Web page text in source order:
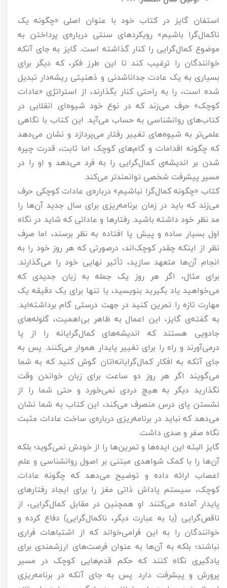
استفان گایز در کتاب خود با عنوان اصلی «چگونه یک
ناکمال‌گرا باشیم» رویکردهای سنتی درباره‌ی پرداختن به
موضوع کمال‌گرایی را کنار گذاشته است. گایز به جای آنکه
خوانندگان را ترغیب کند تا این طرز فکر، که دیگر برای
بسیاری به یک عادت جداناشدنی و ذهنیتی ریشه‌دار تبدیل
شده است، را به راحتی کنار بگذارند، از استراتژی «عادات
کوچک» حرف می‌زند که در نوع خود شیوه‌ای انقلابی در
کتاب‌های روانشناسی به حساب می‌آید. این کتاب با نگاهی
علمی‌تر به شیوه‌های تغییر رفتار می‌پردازد و نشان می‌دهد
که چگونه اقدامات و گام‌های کوچک اما ثابت، قدرت چیره
شدن بر اندیشه‌ی کمال‌گرایی را به فرد می‌دهد و او را در
مسیر پیشرفت شخصی توانمندتر می‌کند.
کتاب «چگونه کمال‌گرا نباشیم» درباره‌ی عادات کوچکی حرف
می‌زند که باید در زمان برنامه‌ریزی برای سال جدید آن‌ها را
مد نظر خود داشته باشید. رفتارها و عاداتی که شاید در نگاه
اول بسیار ساده و پیش پا افتاده به نظر برسند، اما صرف
نظر از اینکه چقدر کوچک‌اند، درصورتی که هر روز خود را به
انجام آن‌ها متعهد سازید، تأثیر نهایی خود را می‌گذارند.
برای مثال، اگر هر روز یک جمله به زبان جدیدی که
می‌خواهید یاد بگیرید بنویسید، یا تنها برای یک دقیقه یک
مهارت تازه را تمرین کنید در جهت درستی گام برداشته‌اید.
به گفته‌ی گایز، این اعمال به ظاهر بی‌اهمیت، گلوله‌های
جادویی هستند که اندیشه‌های کمال‌گرایانه را از پا
درمی‌آورند و راه را برای تغییر پایدار هموار می‌کنند. پس به
جای آنکه به افکار کمال‌گرایانه‌اتان گوش کنید که به شما
می‌گویند اگر هر روز دو ساعت برای زبان خواندن وقت
نگذارید دیگر به هیچ دردی نمی‌خورد و حتی شما را از
نشستن پای درس منصرف می‌کند، این کتاب به شما نشان
می‌دهد که نباید در برنامه‌ریزی درباره‌ی ساخت عادات مثبت
نگاه صفر و صدی داشت.
گایز البته این ایده‌ها و تمرین‌ها را از خودش نمی‌گوید؛ بلکه
آن‌ها را با کمک شواهدی مبتنی بر اصول روانشناسی و علم
اعصاب ارائه داده و توضیح می‌دهد که چگونه عادات
کوچک، سیستم پاداش ذاتی مغز را برای ایجاد رفتارهای
پایدار آماده می‌کنند. او همچنین در مقابل کمال‌گرایی، از
ناقص‌گرایی (یا به عبارت دیگر، ناکمال‌گرایی) دفاع کرده و
خوانندگان را به این فرامی‌خواند که از اشتباهات فراری
نباشند؛ بلکه به آن‌ها به عنوان فرصت‌های ارزشمندی برای
یادگیری نگاه کنند که حکم قدم‌هایی کوچک در مسیر
پرورش و پیشرفت دارد. پس به جای آنکه در برنامه‌ریزی